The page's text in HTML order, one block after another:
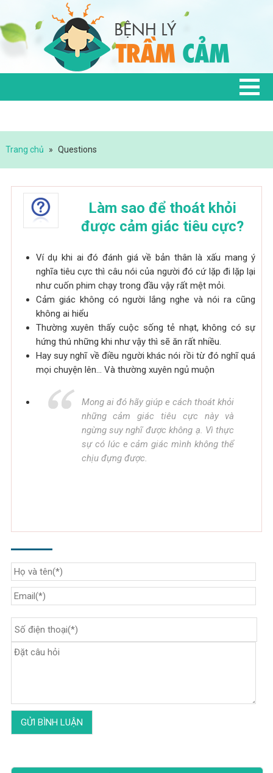
Trang chủ » Questions
Làm sao để thoát khỏi
được cảm giác tiêu cực?
Ví dụ khi ai đó đánh giá về bản thân là xấu mang ý
nghĩa tiêu cực thì câu nói của người đó cứ lặp đi lặp lại
như cuốn phim chạy trong đầu vậy rất mệt mỏi.
Cảm giác không có người lắng nghe và nói ra cũng
không ai hiểu
Thường xuyên thấy cuộc sống tẻ nhạt, không có sự
hứng thú những khi như vậy thì sẽ ăn rất nhiều.
Hay suy nghĩ về điều người khác nói rồi từ đó nghĩ quá
mọi chuyện lên… Và thường xuyên ngủ muộn
Mong ai đó hãy giúp e cách thoát khỏi
những cảm giác tiêu cực này và
ngừng suy nghĩ được không ạ. Vì thực
sự có lúc e cảm giác mình không thể
chịu đựng được.